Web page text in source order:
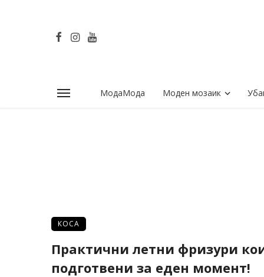
МодаМода Моден мозаик
КОСА
Практични летни фризури
подготвени за еден момент!